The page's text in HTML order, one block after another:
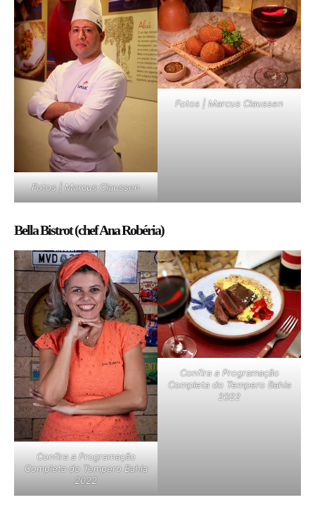
Fotos | Marcus Claussen
Fotos | Marcus Claussen
Bella Bistrot (chef Ana Robéria)
Confira a Programação
Completa do Tempero Bahia
2022
Confira a Programação
Completa do Tempero Bahia
2022